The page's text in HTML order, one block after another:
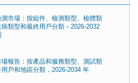
市場：按組件、檢測類型、檢體類
類型和最終用戶分類－2026-2032
報告：按產品和服務類型、測試類
戶和地區分類，2026-2034 年